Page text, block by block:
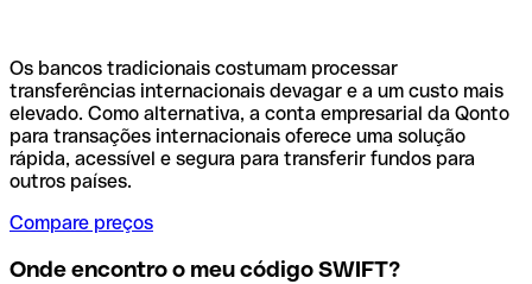
Os bancos tradicionais costumam processar
transferências internacionais devagar e a um custo mais
elevado. Como alternativa, a conta empresarial da Qonto
para transações internacionais oferece uma solução
rápida, acessível e segura para transferir fundos para
outros países.
Compare preços
Onde encontro o meu código SWIFT?